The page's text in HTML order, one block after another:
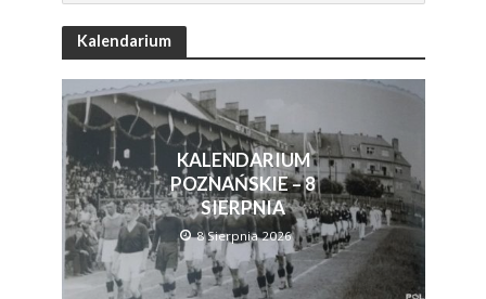
Kalendarium
KALENDARIUM
POZNAŃSKIE – 8
SIERPNIA
8 Sierpnia 2026